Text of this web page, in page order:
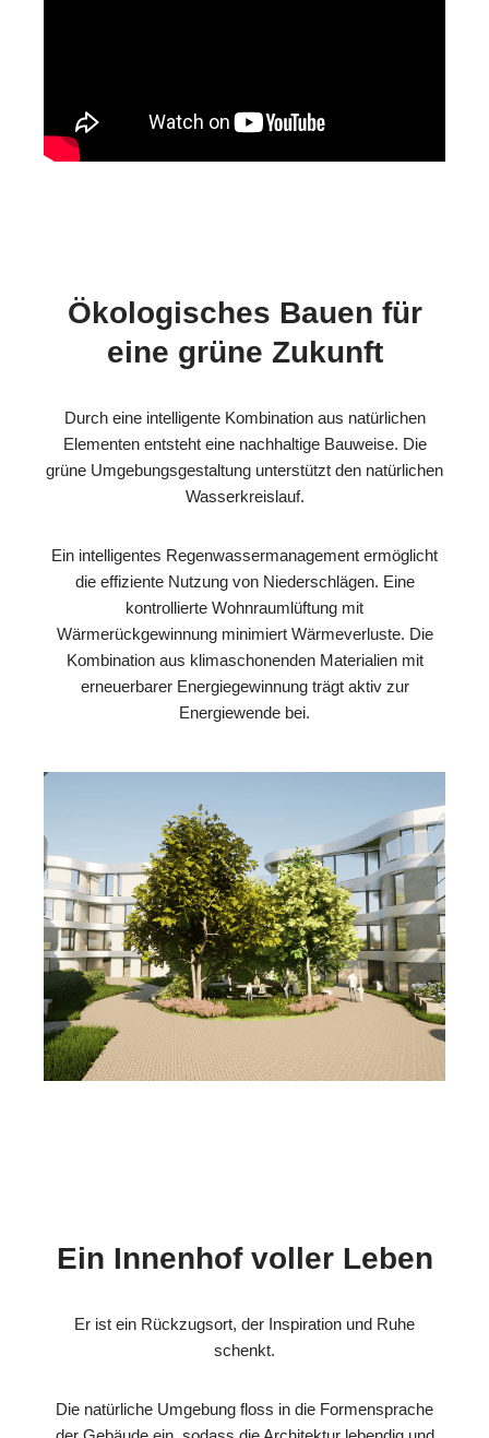
Ökologisches Bauen für
eine grüne Zukunft
Durch eine intelligente Kombination aus natürlichen
Elementen entsteht eine nachhaltige Bauweise. Die
grüne Umgebungsgestaltung unterstützt den natürlichen
Wasserkreislauf.
Ein intelligentes Regenwassermanagement ermöglicht
die effiziente Nutzung von Niederschlägen. Eine
kontrollierte Wohnraumlüftung mit
Wärmerückgewinnung minimiert Wärmeverluste. Die
Kombination aus klimaschonenden Materialien mit
erneuerbarer Energiegewinnung trägt aktiv zur
Energiewende bei.
Ein Innenhof voller Leben
Er ist ein Rückzugsort, der Inspiration und Ruhe
schenkt.
Die natürliche Umgebung floss in die Formensprache